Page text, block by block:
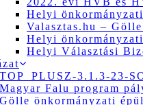
Helyi
Valasztas.hu –
Helyi
Helyi Választási
TOP_PLUSZ-3.1.3-23-
Magyar Falu program
Gölle önkormányzati